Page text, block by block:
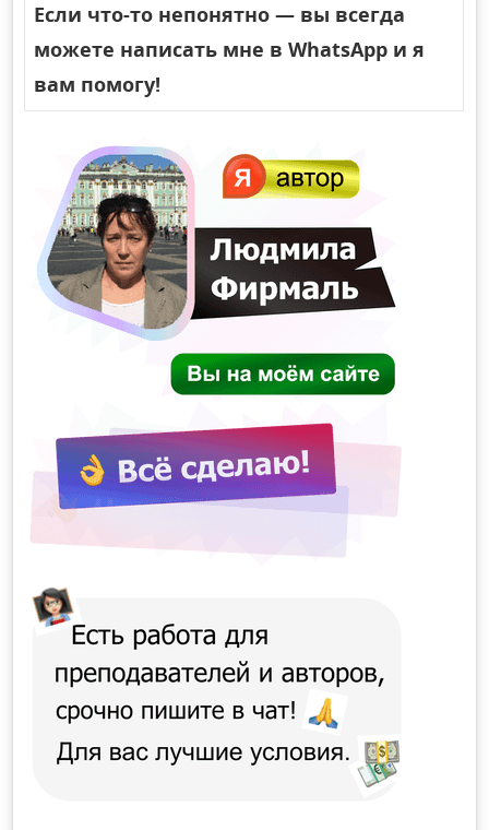
Если что-то непонятно — вы всегда
можете написать мне в WhatsApp и я
вам помогу!